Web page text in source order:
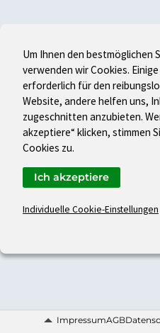
ImpressumAGB
Um Ihnen den bestmöglichen
verwenden wir Cookies.
erforderlich für den
Website, andere helfen uns,
zugeschnitten anzubieten.
akzeptiere“ klicken, stimmen
Cookies zu.
Individuelle Cookie-Einstellungen
Ich akzeptiere